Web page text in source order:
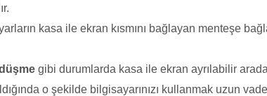
kasa ile ekran kısmını bağlayan menteşe
gibi durumlarda kasa ile ekran ayrılabilir
o şekilde bilgisayarınızı kullanmak uzun